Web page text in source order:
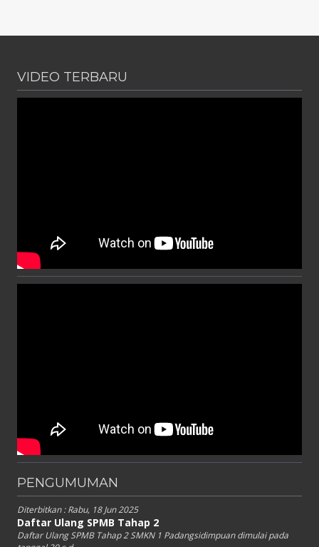
VIDEO TERBARU
PENGUMUMAN
Diterbitkan :Rabu, 18 Jun 2025
Daftar Ulang SPMB Tahap 2
Daftar Ulang SPMB Tahap 2 SMKN 1 Padangsidimpuan dimulai pada